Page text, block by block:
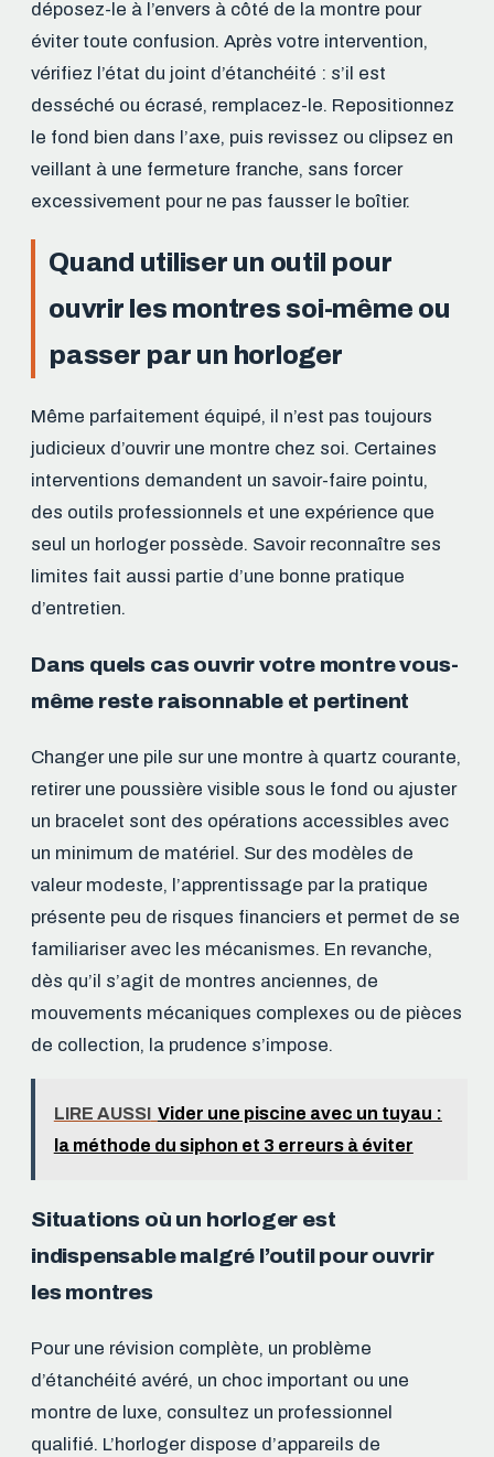
déposez-le à l’envers à côté de la montre pour
éviter toute confusion. Après votre intervention,
vérifiez l’état du joint d’étanchéité : s’il est
desséché ou écrasé, remplacez-le. Repositionnez
le fond bien dans l’axe, puis revissez ou clipsez en
veillant à une fermeture franche, sans forcer
excessivement pour ne pas fausser le boîtier.
Quand utiliser un outil pour
ouvrir les montres soi-même ou
passer par un horloger
Même parfaitement équipé, il n’est pas toujours
judicieux d’ouvrir une montre chez soi. Certaines
interventions demandent un savoir-faire pointu,
des outils professionnels et une expérience que
seul un horloger possède. Savoir reconnaître ses
limites fait aussi partie d’une bonne pratique
d’entretien.
Dans quels cas ouvrir votre montre vous-
même reste raisonnable et pertinent
Changer une pile sur une montre à quartz courante,
retirer une poussière visible sous le fond ou ajuster
un bracelet sont des opérations accessibles avec
un minimum de matériel. Sur des modèles de
valeur modeste, l’apprentissage par la pratique
présente peu de risques financiers et permet de se
familiariser avec les mécanismes. En revanche,
dès qu’il s’agit de montres anciennes, de
mouvements mécaniques complexes ou de pièces
de collection, la prudence s’impose.
LIRE AUSSI Vider une piscine avec un tuyau :
la méthode du siphon et 3 erreurs à éviter
Situations où un horloger est
indispensable malgré l’outil pour ouvrir
les montres
Pour une révision complète, un problème
d’étanchéité avéré, un choc important ou une
montre de luxe, consultez un professionnel
qualifié. L’horloger dispose d’appareils de